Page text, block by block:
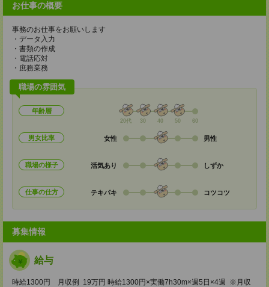
お仕事の概要
事務のお仕事をお願いします
・データ入力
・書類の作成
・電話応対
・庶務業務
職場の雰囲気
年齢層
20代 30 40 50 60
男女比率 女性 男性
職場の様子 活気あり しずか
仕事の仕方 テキパキ コツコツ
募集情報
給与
時給1300円 月収例 19万円 時給1300円×実働7h30m×週5日×4週 ※月収